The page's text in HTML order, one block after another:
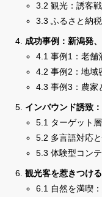
3.2 観光：誘客
3.3 ふるさと納
成功事例：新潟発
4.1 事例1：老舗
4.2 事例2：地域
4.3 事例3：農家
インバウンド誘致
5.1 ターゲット
5.2 多言語対応
5.3 体験型コン
観光客を惹きつけ
6.1 自然を満喫